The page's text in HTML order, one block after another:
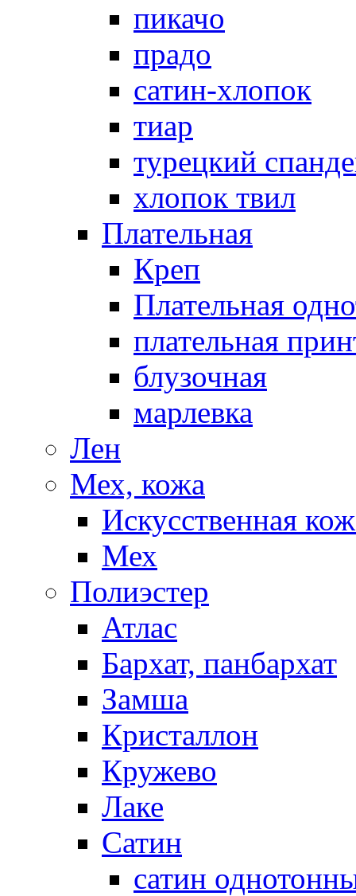
пикачо
прадо
сатин-хлопок
тиар
турецкий
хлопок твил
Плательная
Креп
Плательная
плательная
блузочная
марлевка
Лен
Мех, кожа
Искусственная
Мех
Полиэстер
Атлас
Бархат, панбархат
Замша
Кристаллон
Кружево
Лаке
Сатин
сатин